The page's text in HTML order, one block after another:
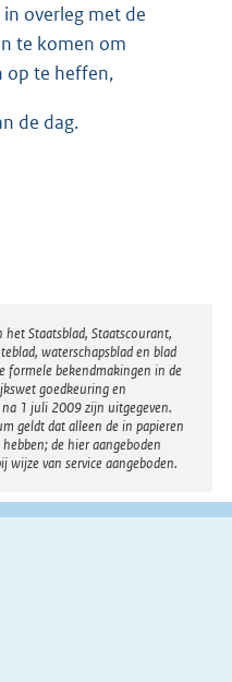
overleg met de
te komen om
op te heffen,
de dag.
Staatsblad, Staatscourant,
waterschapsblad en blad
formele bekendmakingen in de
goedkeuring en
1 juli 2009 zijn uitgegeven.
geldt dat alleen de in papieren
de hier aangeboden
wijze van service aangeboden.